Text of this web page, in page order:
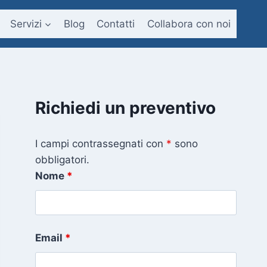
Servizi Blog Contatti Collabora con noi
Richiedi un preventivo
I campi contrassegnati con * sono
obbligatori.
Nome *
Email *